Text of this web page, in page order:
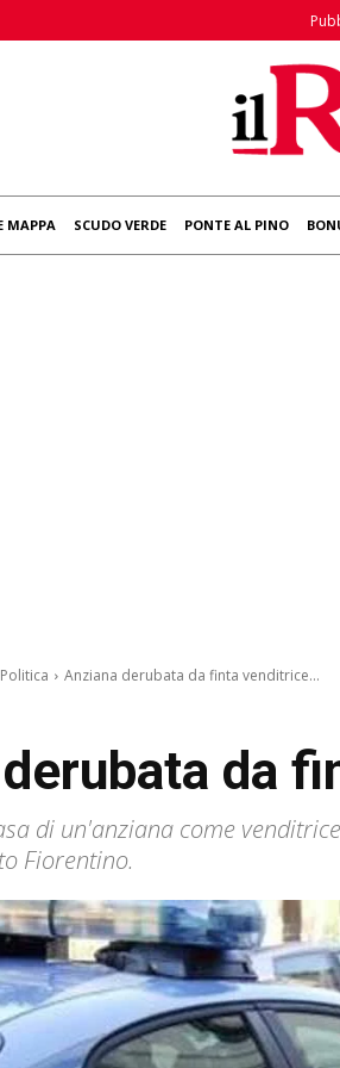
MAPPA SCUDO VERDE PONTE AL PINO
Anziana derubata da finta venditrice...
da
di un'anziana come
Fiorentino.